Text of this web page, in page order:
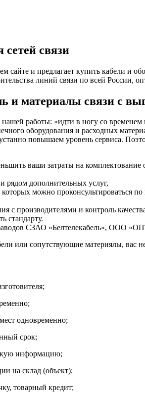
сетей связи
сайте и предлагает купить кабели и
линий связи по всей России,
и материалы связи с
работы: «идти в ногу со временем
оборудования и расходных
повышаем уровень сервиса.
ваши затраты на
рядом дополнительных услуг,
можно проконсультироваться
производителями и контроль
стандарту.
СЗАО «Белтелекабель», ООО
или сопутствующие материялы,
одновременно;
срок;
информацию;
на склад (объект);
товарный кредит;